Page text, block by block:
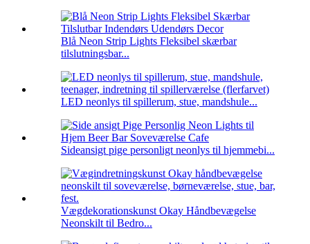
Blå Neon Strip Lights Fleksibel skærbar
tilslutningsbar...
LED neonlys til spillerum, stue, mandshule...
Sideansigt pige personligt neonlys til hjemmebi...
Vægdekorationskunst Okay Håndbevægelse
Neonskilt til Bedro...